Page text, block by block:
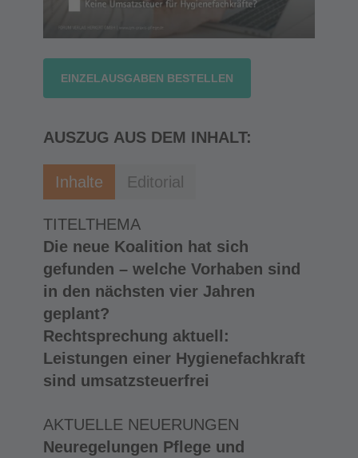
EINZELAUSGABEN BESTELLEN
AUSZUG AUS DEM INHALT:
Inhalte Editorial
TITELTHEMA
Die neue Koalition hat sich
gefunden – welche Vorhaben sind
in den nächsten vier Jahren
geplant?
Rechtsprechung aktuell:
Leistungen einer Hygienefachkraft
sind umsatzsteuerfrei
AKTUELLE NEUERUNGEN
Neuregelungen Pflege und